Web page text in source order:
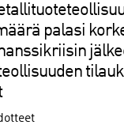
palasi